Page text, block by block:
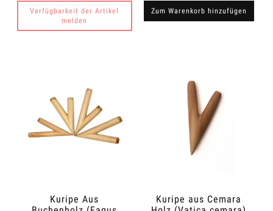
Verfügbarkeit der Artikel
melden
Zum Warenkorb hinzufügen
Kuripe Aus
Kuripe aus Cemara